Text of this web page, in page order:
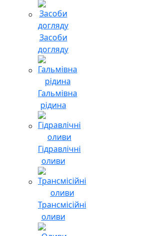
Засоби
догляду
Гальмівна
рідина
Гідравлічні
оливи
Трансмісійні
оливи